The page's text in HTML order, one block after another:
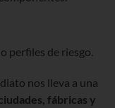
perfiles de riesgo.
nos lleva a una
fábricas y